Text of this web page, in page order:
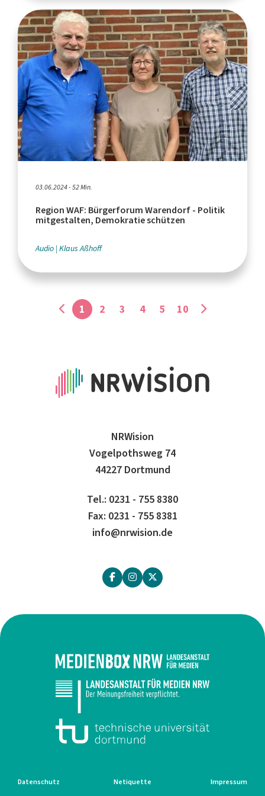
03.06.2024 - 52 Min.
Region WAF: Bürgerforum Warendorf - Politik
mitgestalten, Demokratie schützen
Audio Klaus Aßhoff
1 2 3 4 5 10
NRWision
Vogelpothsweg 74
44227 Dortmund
Tel.: 0231 - 755 8380
Fax: 0231 - 755 8381
info@nrwision.de
Datenschutz Netiquette Impressum